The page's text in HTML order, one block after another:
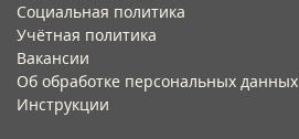
Социальная политика
Учётная политика​
Вакансии​
Об обработке персональных данных​
Инструкции​